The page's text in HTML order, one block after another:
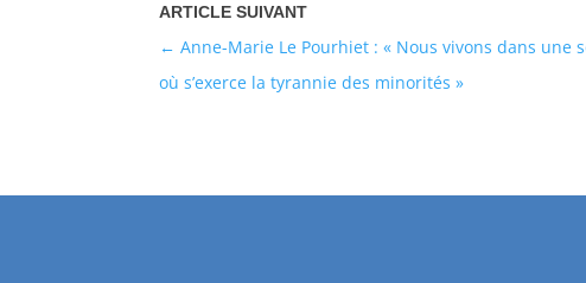
Anne-Marie Le Pourhiet : « Nous vivons dans une
où s’exerce la tyrannie des minorités »